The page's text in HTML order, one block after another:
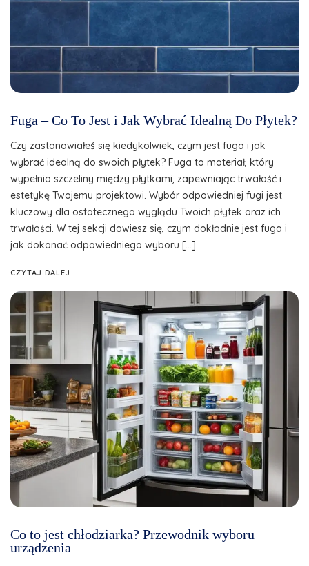
Fuga – Co To Jest i Jak Wybrać Idealną Do Płytek?
Czy zastanawiałeś się kiedykolwiek, czym jest fuga i jak
wybrać idealną do swoich płytek? Fuga to materiał, który
wypełnia szczeliny między płytkami, zapewniając trwałość i
estetykę Twojemu projektowi. Wybór odpowiedniej fugi jest
kluczowy dla ostatecznego wyglądu Twoich płytek oraz ich
trwałości. W tej sekcji dowiesz się, czym dokładnie jest fuga i
jak dokonać odpowiedniego wyboru […]
CZYTAJ DALEJ
Co to jest chłodziarka? Przewodnik wyboru
urządzenia